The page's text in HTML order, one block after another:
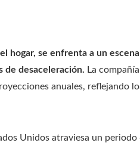
hogar, se enfrenta a un
de desaceleración. La
anuales, reflejando
Unidos atraviesa un